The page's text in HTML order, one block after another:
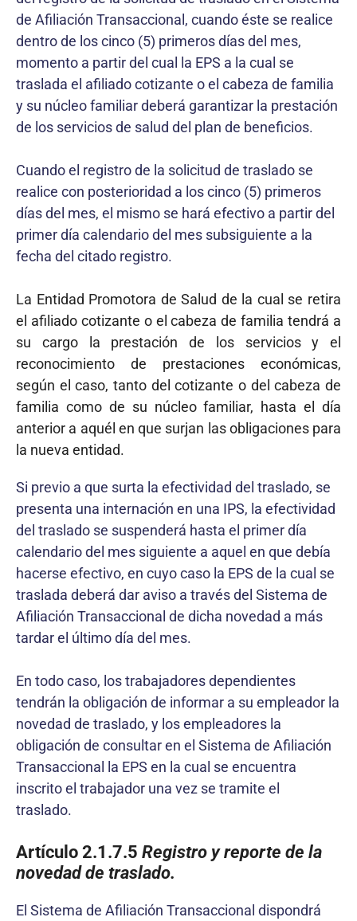
de Afiliación Transaccional, cuando éste se realice
dentro de los cinco (5) primeros días del mes,
momento a partir del cual la EPS a la cual se
traslada el afiliado cotizante o el cabeza de familia
y su núcleo familiar deberá garantizar la prestación
de los servicios de salud del plan de beneficios.
Cuando el registro de la solicitud de traslado se
realice con posterioridad a los cinco (5) primeros
días del mes, el mismo se hará efectivo a partir del
primer día calendario del mes subsiguiente a la
fecha del citado registro.
La Entidad Promotora de Salud de la cual se retira
el afiliado cotizante o el cabeza de familia tendrá a
su cargo la prestación de los servicios y el
reconocimiento de prestaciones económicas,
según el caso, tanto del cotizante o del cabeza de
familia como de su núcleo familiar, hasta el día
anterior a aquél en que surjan las obligaciones para
la nueva entidad.
Si previo a que surta la efectividad del traslado, se
presenta una internación en una IPS, la efectividad
del traslado se suspenderá hasta el primer día
calendario del mes siguiente a aquel en que debía
hacerse efectivo, en cuyo caso la EPS de la cual se
traslada deberá dar aviso a través del Sistema de
Afiliación Transaccional de dicha novedad a más
tardar el último día del mes.
En todo caso, los trabajadores dependientes
tendrán la obligación de informar a su empleador la
novedad de traslado, y los empleadores la
obligación de consultar en el Sistema de Afiliación
Transaccional la EPS en la cual se encuentra
inscrito el trabajador una vez se tramite el
traslado.
Artículo 2.1.7.5 Registro y reporte de la
novedad de traslado.
El Sistema de Afiliación Transaccional dispondrá